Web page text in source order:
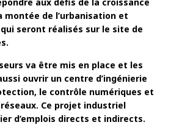
montée de l’urbanisation et
seront réalisés sur le site de
va être mis en place et les
ouvrir un centre d’ingénierie
le contrôle numériques et
Ce projet industriel
d’emplois directs et indirects.